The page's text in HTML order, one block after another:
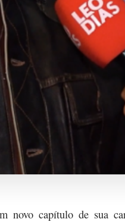
novo capítulo de sua